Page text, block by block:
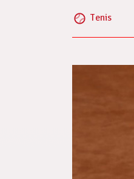
Tenis